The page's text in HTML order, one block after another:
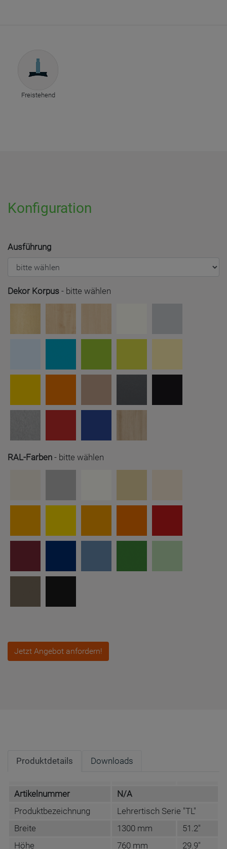
Freistehend
Konfiguration
Ausführung
Dekor Korpus - bitte wählen
RAL-Farben - bitte wählen
Jetzt Angebot anfordern!
Produktdetails Downloads
Artikelnummer
N/A
Produktbezeichnung
Lehrertisch Serie "TL"
Breite
1300 mm
51.2"
Höhe
760 mm 29.9"